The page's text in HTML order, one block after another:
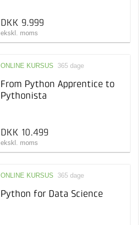
DKK 9.999
ekskl. moms
ONLINE KURSUS 365 dage
From Python Apprentice to
Pythonista
DKK 10.499
ekskl. moms
ONLINE KURSUS 365 dage
Python for Data Science